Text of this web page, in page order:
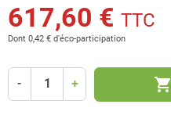
617,60 € TTC
Dont 0,42 € d'éco-participation
- + shopping_cart